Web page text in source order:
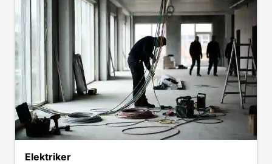
Elektriker